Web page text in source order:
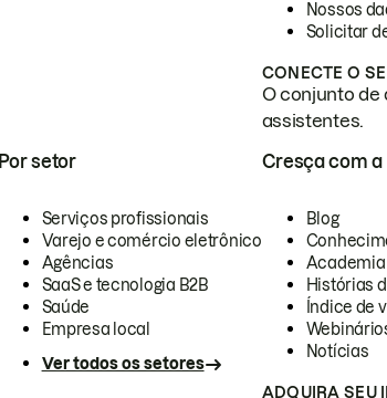
Nossos
Solicitar
CONECTE O
O conjunto de
assistentes.
Por setor
Serviços profissionais
Varejo e comércio eletrônico
Agências
SaaS e tecnologia B2B
Saúde
Empresa local
Ver todos os setores
Cresça com a
Blog
Academia
Histórias
Índice de
Notícias
ADQUIRA SEU